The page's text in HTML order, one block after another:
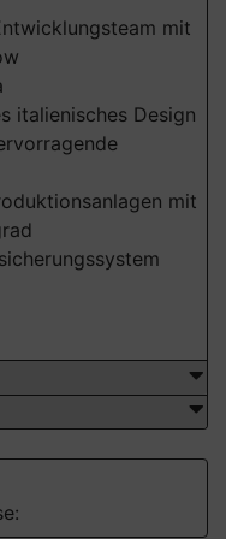
mit
italienisches Design
mit